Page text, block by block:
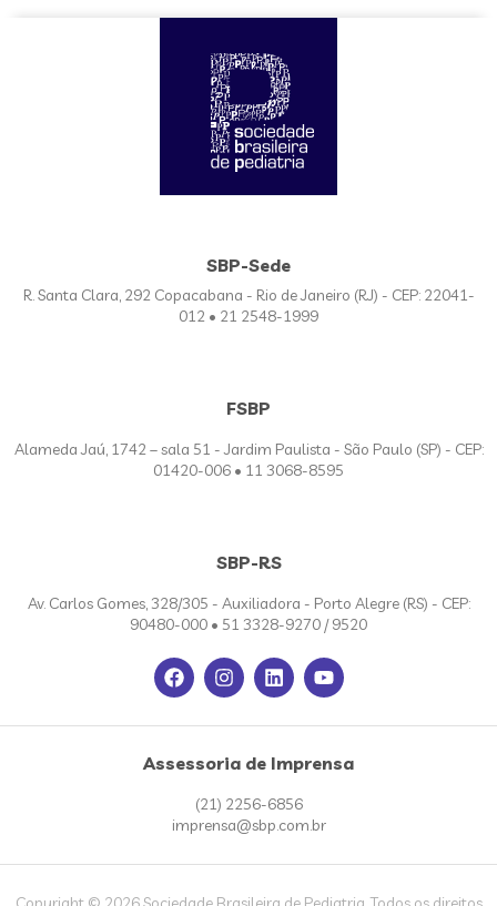
SBP-Sede
R. Santa Clara, 292 Copacabana - Rio de Janeiro (RJ) - CEP: 22041-
012 • 21 2548-1999
FSBP
Alameda Jaú, 1742 – sala 51 - Jardim Paulista - São Paulo (SP) - CEP:
01420-006 • 11 3068-8595
SBP-RS
Av. Carlos Gomes, 328/305 - Auxiliadora - Porto Alegre (RS) - CEP:
90480-000 • 51 3328-9270 / 9520
Assessoria de Imprensa
(21) 2256-6856
imprensa@sbp.com.br